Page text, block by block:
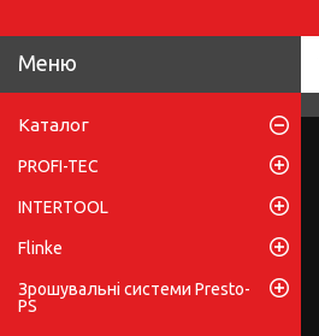
Каталог
PROFI-TEC
INTERTOOL
Flinke
Зрошувальні системи Presto-
PS